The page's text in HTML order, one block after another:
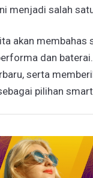
menjadi salah
akan
dan
serta
pilihan